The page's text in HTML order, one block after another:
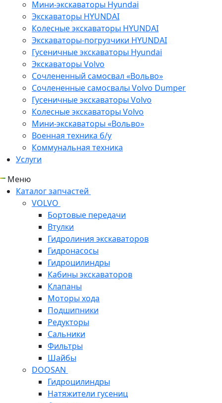
Мини-экскаваторы Hyundai
Экскаваторы HYUNDAI
Колесные экскаваторы HYUNDAI
Экскаваторы-погрузчики HYUNDAI
Гусеничные экскаваторы Hyundai
Экскаваторы Volvo
Сочлененный самосвал «Вольво»
Сочлененные самосвалы Volvo Dumper
Гусеничные экскаваторы Volvo
Колесные экскаваторы Volvo
Мини-экскаваторы «Вольво»
Военная техника б/у
Коммунальная техника
Услуги
Меню
Каталог запчастей
VOLVO
Бортовые передачи
Втулки
Гидролиния экскаваторов
Гидронасосы
Гидроцилиндры
Кабины экскаваторов
Клапаны
Моторы хода
Подшипники
Редукторы
Сальники
Фильтры
Шайбы
DOOSAN
Гидроцилиндры
Натяжители гусениц